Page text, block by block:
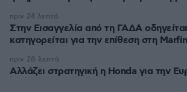
Στην Εισαγγελία από τη ΓΑΔΑ
κατηγορείται για την επίθεση στη
πριν 24 λεπτά
Αλλάζει στρατηγική η Honda για την
πριν 28 λεπτά